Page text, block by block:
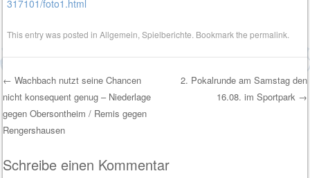
317101/foto1.html
This entry was posted inAllgemein ,Spielberichte . Bookmark thepermalink
Post navigation
← Wachbach nutzt seine Chancen
nicht konsequent genug – Niederlage
gegen Obersontheim / Remis gegen
Rengershausen
2. Pokalrunde am Samstag den
16.08. im Sportpark →
Schreibe einen Kommentar